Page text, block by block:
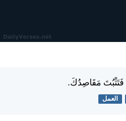
فَتَثْبُتَ مَقَاصِدُكَ.
العمل